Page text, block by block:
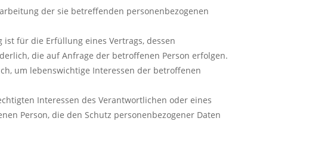
der sie betreffenden personenbezogenen
ist für die Erfüllung eines Vertrags, dessen
die auf Anfrage der betroffenen Person erfolgen.
um lebenswichtige Interessen der betroffenen
Interessen des Verantwortlichen oder eines
Person, die den Schutz personenbezogener Daten